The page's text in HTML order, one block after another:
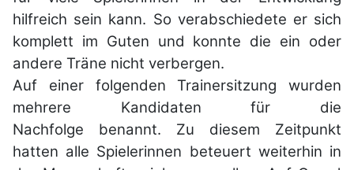
hilfreich sein kann. So verabschiedete er sich
komplett im Guten und konnte die ein oder
andere Träne nicht verbergen.
Auf einer folgenden Trainersitzung wurden
mehrere Kandidaten für die
Nachfolge benannt. Zu diesem Zeitpunkt
hatten alle Spielerinnen beteuert weiterhin in